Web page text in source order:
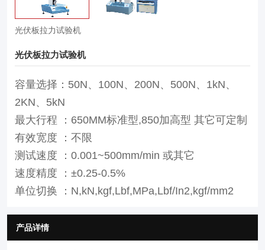
光伏板拉力试验机
光伏板拉力试验机
容量选择：50N、100N、200N、500N、1kN、
2KN、5kN
最大行程 ：650MM标准型,850加高型 其它可定制
有效宽度 ：不限
测试速度 ：0.001~500mm/min 或其它
速度精度 ：±0.25-0.5%
单位切换 ：N,kN,kgf,Lbf,MPa,Lbf/In2,kgf/mm2
产品详情